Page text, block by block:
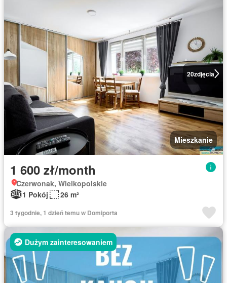
20zdjęcia
Mieszkanie
1 600 zł/month
Czerwonak, Wielkopolskie
1 Pokój
26 m²
3 tygodnie, 1 dzień temu w Domiporta
Dużym zainteresowaniem